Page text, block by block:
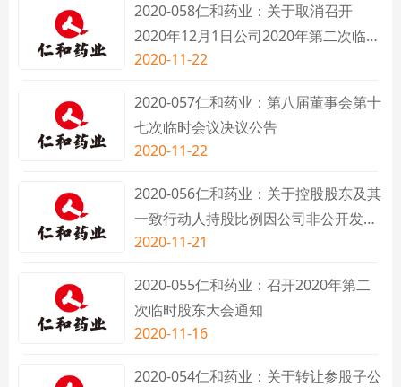
2020-058仁和药业：关于取消召开
2020年12月1日公司2020年第二次临时
股东大会的公告
2020-11-22
2020-057仁和药业：第八届董事会第十
七次临时会议决议公告
2020-11-22
2020-056仁和药业：关于控股股东及其
一致行动人持股比例因公司非公开发行
股票被动稀释超过1%的提示性公告
2020-11-21
2020-055仁和药业：召开2020年第二
次临时股东大会通知
2020-11-16
2020-054仁和药业：关于转让参股子公